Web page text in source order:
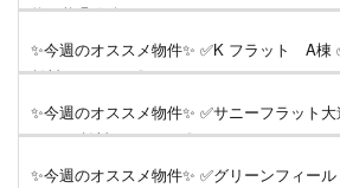
約可能🉑 気軽にDM、コメン...
✨今週のオススメ物件✨ ✅K フラット A棟
賃料53,500円 《おすすめポ...
✨今週のオススメ物件✨ ✅サニーフラット
リア ✅賃料49,000円 《おす...
✨今週のオススメ物件✨ ✅グリーンフィー